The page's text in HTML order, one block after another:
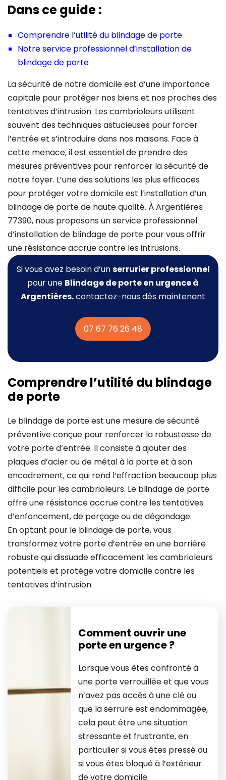
Dans ce guide :
Comprendre l’utilité du blindage de porte
Notre service professionnel d’installation de
blindage de porte
La sécurité de notre domicile est d’une importance
capitale pour protéger nos biens et nos proches des
tentatives d’intrusion. Les cambrioleurs utilisent
souvent des techniques astucieuses pour forcer
l’entrée et s’introduire dans nos maisons. Face à
cette menace, il est essentiel de prendre des
mesures préventives pour renforcer la sécurité de
notre foyer. L’une des solutions les plus efficaces
pour protéger votre domicile est l’installation d’un
blindage de porte de haute qualité. À Argentières
77390, nous proposons un service professionnel
d’installation de blindage de porte pour vous offrir
une résistance accrue contre les intrusions.
Si vous avez besoin d’unserrurier professionnel
pour une Blindage de porteen urgence à
Argentières.contactez-nous dès maintenant
07 67 76 26 48
Comprendre l’utilité du blindage
de porte
Le blindage de porte est une mesure de sécurité
préventive conçue pour renforcer la robustesse de
votre porte d’entrée. Il consiste à ajouter des
plaques d’acier ou de métal à la porte et à son
encadrement, ce qui rend l’effraction beaucoup plus
difficile pour les cambrioleurs. Le blindage de porte
offre une résistance accrue contre les tentatives
d’enfoncement, de perçage ou de dégondage.
En optant pour le blindage de porte, vous
transformez votre porte d’entrée en une barrière
robuste qui dissuade efficacement les cambrioleurs
potentiels et protège votre domicile contre les
tentatives d’intrusion.
Comment ouvrir une
porte en urgence ?
Lorsque vous êtes confronté à
une porte verrouillée et que vous
n’avez pas accès à une clé ou
que la serrure est endommagée,
cela peut être une situation
stressante et frustrante, en
particulier si vous êtes pressé ou
si vous êtes bloqué à l’extérieur
de votre domicile.